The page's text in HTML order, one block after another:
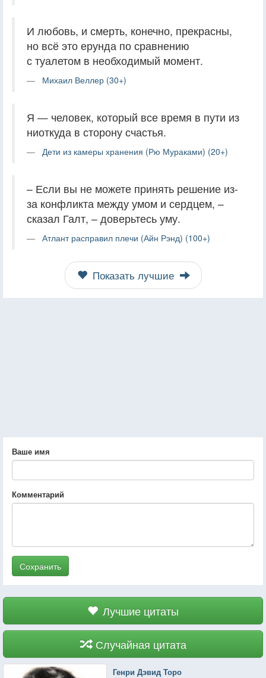
И любовь, и смерть, конечно, прекрасны,
но всё это ерунда по сравнению
с туалетом в необходимый момент.
Михаил Веллер (30+)
Я — человек, который все время в пути из
ниоткуда в сторону счастья.
Дети из камеры хранения (Рю Мураками) (20+)
– Если вы не можете принять решение из-
за конфликта между умом и сердцем, –
сказал Галт, – доверьтесь уму.
Атлант расправил плечи (Айн Рэнд) (100+)
Показать лучшие
Ваше имя
Комментарий
Сохранить
Лучшие цитаты
Случайная цитата
Генри Дэвид Торо